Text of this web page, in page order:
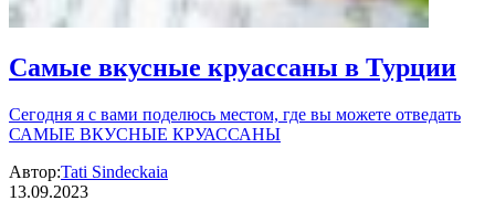
Самые вкусные круассаны в Турции
Сегодня я с вами поделюсь местом, где вы можете отведать
САМЫЕ ВКУСНЫЕ КРУАССАНЫ
Автор:Tati Sindeckaia
13.09.2023